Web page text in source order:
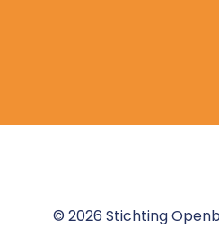
© 2026 Stichting